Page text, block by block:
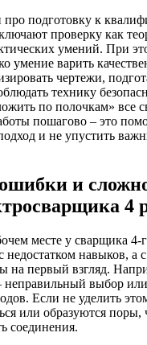
про подготовку к
проверку как
умений. При
умение варить
чертежи,
технику
по полочкам» все
пошагово – это
и не упустить
и
4
месте у сварщика 4-
недостатком навыков, а
на первый взгляд.
выбор или
Если не уделить
или образуются поры,
соединения.